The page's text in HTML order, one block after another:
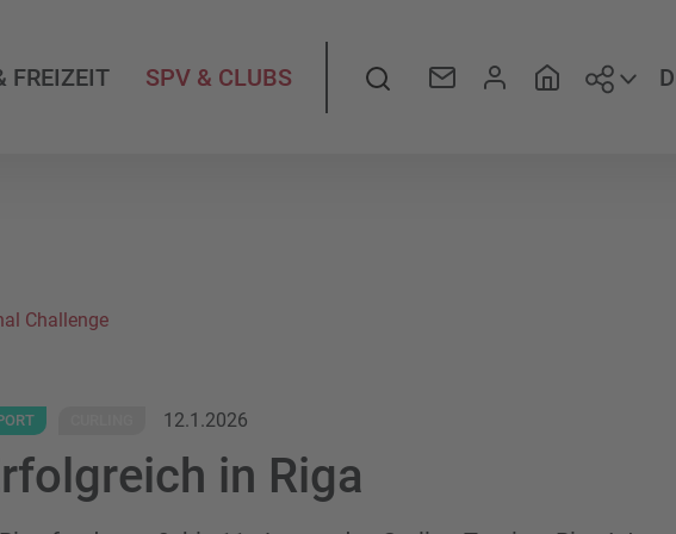
FREIZEIT SPV & CLUBS Suche
Challenge
12.1.2026
in Riga